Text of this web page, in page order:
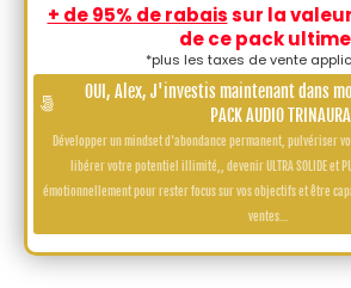
+ de 95% de rabaissur la
de ce pack
*plus les taxes de vente
OUI, Alex, J'investis maintenant dans
PACK AUDIO TRINAURAL
Développer un mindset d'abondance permanent, pulvériser
libérer votre potentiel illimité,, devenir ULTRA SOLIDE et
émotionnellement pour rester focus sur vos objectifs et être
ventes…